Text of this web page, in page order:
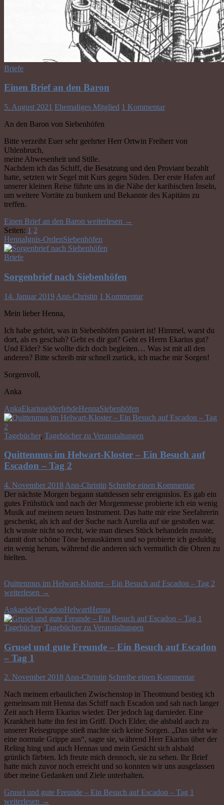
Briefe
Einen Brief an den Baron
5. August 2021 Ehemaliges Mitglied 1 Kommentar
An den Baron von Siebenhöfen
Bitte verzeiht Euer sehr geehrter Herr Ortwin Freiherr von
Uhlenbruch,
meine Abwesenheit und Stille.
Nachdem ich das Schiff, die Besatzung und den Proviant bezahlt
hatte, setzten wir Segel mit Kurs gegen Süden. Der erste Hafen auf
unserer kleinen Reise führte uns in die Nähe der karibischen Inseln,
um weitere Vorräte zu bunkern und Bekannte des Kapitäns zu
treffen.
Einen Brief an den Baron weiterlesen →
Seiten: 1 2
HennaIgnis-OrdenSiebenhöfen
Briefe
Sorgenbrief nach Siebenhöfen
14. Januar 2019 Ann-Christin 1 Kommentar
Mein lieber Henna,
Ich habe gehört, was in Siebenhöfen passiert ist! Himmel, warst du
dort, als es geschah? Geht es dir gut? Geht es Herrn Ekarius gut?
Und Elder? Sie wollte dich doch begleiten… Was ist mit all den
anderen? Bitte schreib mir schnell zurück, ich mache mir Sorgen!
Sorgenvoll,
Anka
AnkaEkariuselderfehdeHennaSiebenhöfen
Tagebücher, Tagebücher zu Veranstaltungen
Quittenmus im Helwart-Kloster – Ein Besuch auf
Escadon – Tag 2
4. November 2018 Ann-Christin Schreibe einen Kommentar
Der nächste Morgen begann stattdessen sehr ereignislos. Es gab ein
gutes Frühstück und nach der Morgenmesse probierte ich ein wenig
Musik auf meinem neuen Instrument. Das hatte mir eine Seefahrerin
geschenkt, als ich auf der Suche nach Aurelia auf sie gestoßen war.
Ich wusste nicht so recht, wie man dieses Stück behandeln musste,
damit dort schöne Töne herauskämen und so probierte ich geduldig
ein wenig herum, während die anderen sich vermutlich die Ohren zu
hielten.
Quittenmus im Helwart-Kloster – Ein Besuch auf Escadon – Tag 2
weiterlesen →
AnkaelderEscadonHelwartHenna
Tagebücher, Tagebücher zu Veranstaltungen
Grusel und gute Freunde – Ein Besuch auf Escadon
– Tag 1
2. November 2018Ann-Christin Schreibe einen Kommentar
Nach meinem erbaulichen Zwischenstop in Theotmund bestieg ich
gemeinsam mit Henna das Schiff nach Escadon und sah nach langer
Zeit auch Herrn Ekarius wieder. Der jedoch lag darnieder. Eine
Krankheit hatte ihn fest im Griff. Doch Elder, die alsbald auch zu
unserer Reisegruppe stieß machte sich keine Sorgen. „Das sieht wie
eine normale Grippe aus“, sagte sie, während Herr Ekarius über der
Reling hing und auch Hennas und mein Gesicht sich alsbald
grünlich färbten. Ich freute mich dennoch, sie zu sehen. Ihr Brief
hatte mich zuvor noch erreicht und so konnten wir uns ausgelassen
über meine Gedanken und Ziele unterhalten.
Grusel und gute Freunde – Ein Besuch auf Escadon – Tag 1
weiterlesen →